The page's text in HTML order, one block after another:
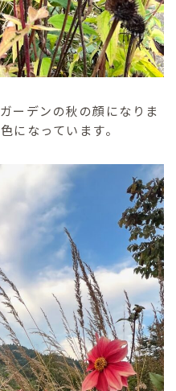
ーデンの秋の顔になりま
になっています。